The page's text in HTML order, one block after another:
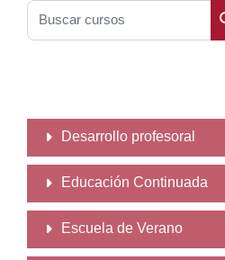
Buscar cursos
Desarrollo profesoral
Educación Continuada
Escuela de Verano